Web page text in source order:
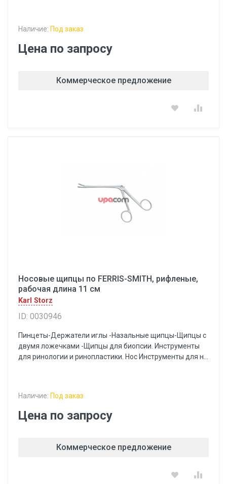
Наличие: Под заказ
Цена по запросу
Коммерческое предложение
Носовые щипцы по FERRIS-SMITH, рифленые,
рабочая длина 11 см
Karl Storz
ID: 0030946
Пинцеты-Держатели иглы -Назальные щипцы-Щипцы с
двумя ложечками -Щипцы для биопсии. Инструменты
для ринологии и ринопластики. Нос Инструменты для н...
Наличие: Под заказ
Цена по запросу
Коммерческое предложение